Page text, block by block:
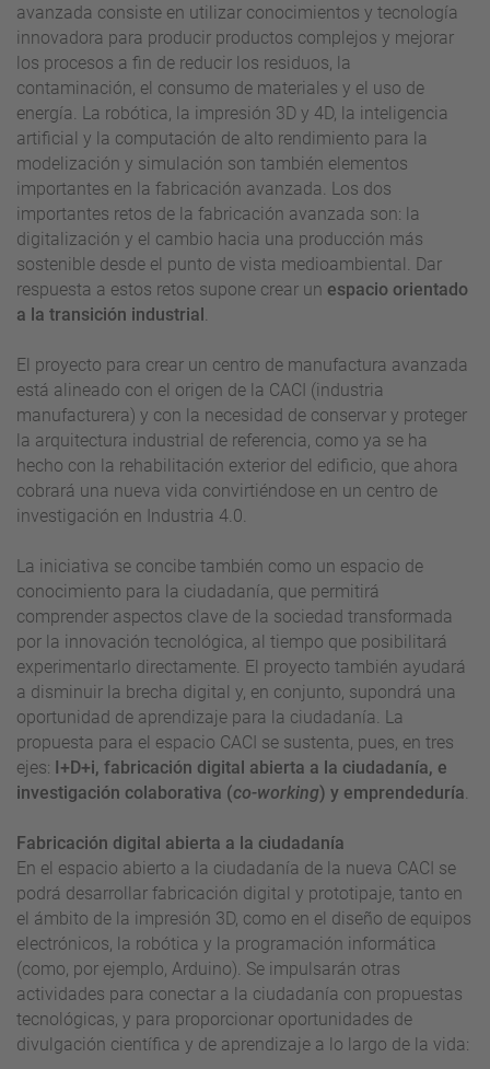
avanzada consiste en utilizar conocimientos y tecnología
innovadora para producir productos complejos y mejorar
los procesos a fin de reducir los residuos, la
contaminación, el consumo de materiales y el uso de
energía. La robótica, la impresión 3D y 4D, la inteligencia
artificial y la computación de alto rendimiento para la
modelización y simulación son también elementos
importantes en la fabricación avanzada. Los dos
importantes retos de la fabricación avanzada son: la
digitalización y el cambio hacia una producción más
sostenible desde el punto de vista medioambiental. Dar
respuesta a estos retos supone crear un espacio orientado
a la transición industrial .
El proyecto para crear un centro de manufactura avanzada
está alineado con el origen de la CACI (industria
manufacturera) y con la necesidad de conservar y proteger
la arquitectura industrial de referencia, como ya se ha
hecho con la rehabilitación exterior del edificio, que ahora
cobrará una nueva vida convirtiéndose en un centro de
investigación en Industria 4.0.
La iniciativa se concibe también como un espacio de
conocimiento para la ciudadanía, que permitirá
comprender aspectos clave de la sociedad transformada
por la innovación tecnológica, al tiempo que posibilitará
experimentarlo directamente. El proyecto también ayudará
a disminuir la brecha digital y, en conjunto, supondrá una
oportunidad de aprendizaje para la ciudadanía. La
propuesta para el espacio CACI se sustenta, pues, en tres
ejes: I+D+i, fabricación digital abierta a la ciudadanía, e
investigación colaborativa (co-working) y emprendeduría.
Fabricación digital abierta a la ciudadanía
En el espacio abierto a la ciudadanía de la nueva CACI se
podrá desarrollar fabricación digital y prototipaje, tanto en
el ámbito de la impresión 3D, como en el diseño de equipos
electrónicos, la robótica y la programación informática
(como, por ejemplo, Arduino). Se impulsarán otras
actividades para conectar a la ciudadanía con propuestas
tecnológicas, y para proporcionar oportunidades de
divulgación científica y de aprendizaje a lo largo de la vida: